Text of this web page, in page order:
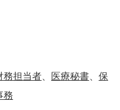
務担当者 医療秘書
保
務